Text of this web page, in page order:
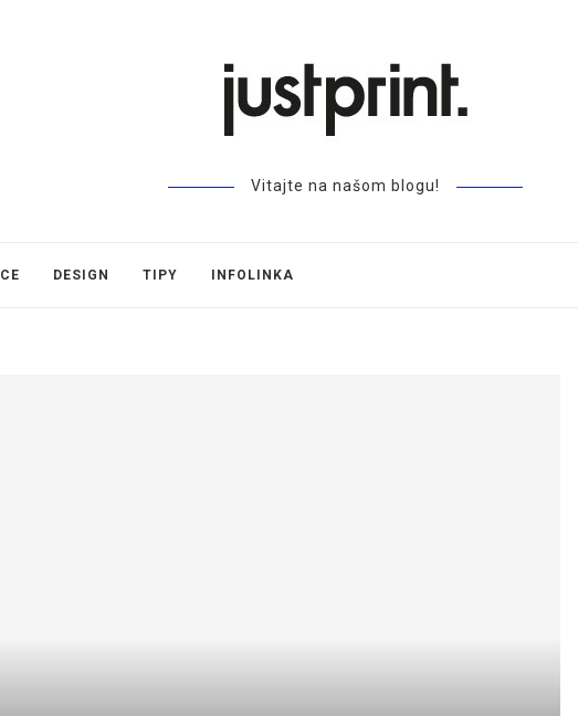
Vitajte na našom blogu!
DESIGN TIPY INFOLINKA